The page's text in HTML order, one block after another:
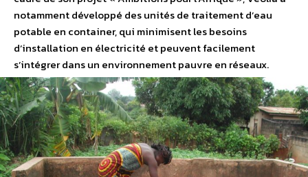
notamment développé des unités de traitement d’eau
potable en container, qui minimisent les besoins
d’installation en électricité et peuvent facilement
s’intégrer dans un environnement pauvre en réseaux.